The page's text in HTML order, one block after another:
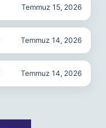
Temmuz 15, 2026
Temmuz 14, 2026
Temmuz 14, 2026